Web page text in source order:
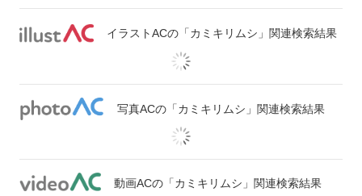
イラストACの「カミキリムシ」関連検索結果
写真ACの「カミキリムシ」関連検索結果
動画ACの「カミキリムシ」関連検索結果